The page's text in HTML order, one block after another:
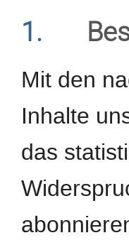
1.
Mit den
Inhalte
das